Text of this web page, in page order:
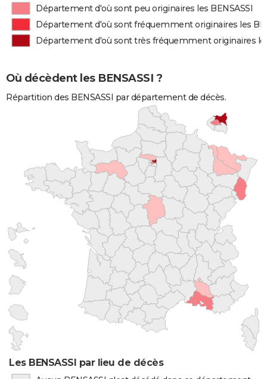
Département d'où sont peu originaires les BENSASSI
Département d'où sont fréquemment originaires les
Département d'où sont très fréquemment originaires
Où décèdent les BENSASSI ?
Répartition des BENSASSI par département de décès.
Les BENSASSI par lieu de décès